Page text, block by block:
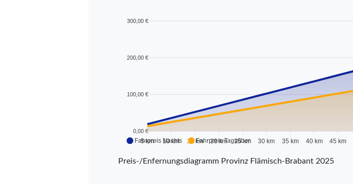
300,00 €
200,00 €
100,00 €
0,00 €
5 km 10 km 15 km 20 km 25 km 30 km 35 km 40 km 45 km
Fahrpreis Nachts Fahrpreis Tagsüber
Preis-/Enfernungsdiagramm Provinz Flämisch-Brabant 2025